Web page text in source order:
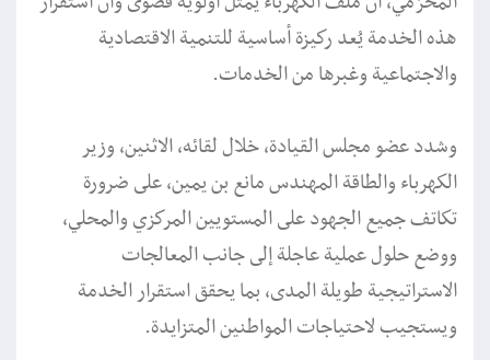
هذه الخدمة يُعد ركيزة أساسية للتنمية الاقتصادية
والاجتماعية وغبرها من الخدمات.
وشدد عضو مجلس القيادة، خلال لقائه، الاثنين، وزير
الكهرباء والطاقة المهندس مانع بن يمين، على ضرورة
تكاتف جميع الجهود على المستويين المركزي والمحلي،
ووضع حلول عملية عاجلة إلى جانب المعالجات
الاستراتيجية طويلة المدى، بما يحقق استقرار الخدمة
ويستجيب لاحتياجات المواطنين المتزايدة.